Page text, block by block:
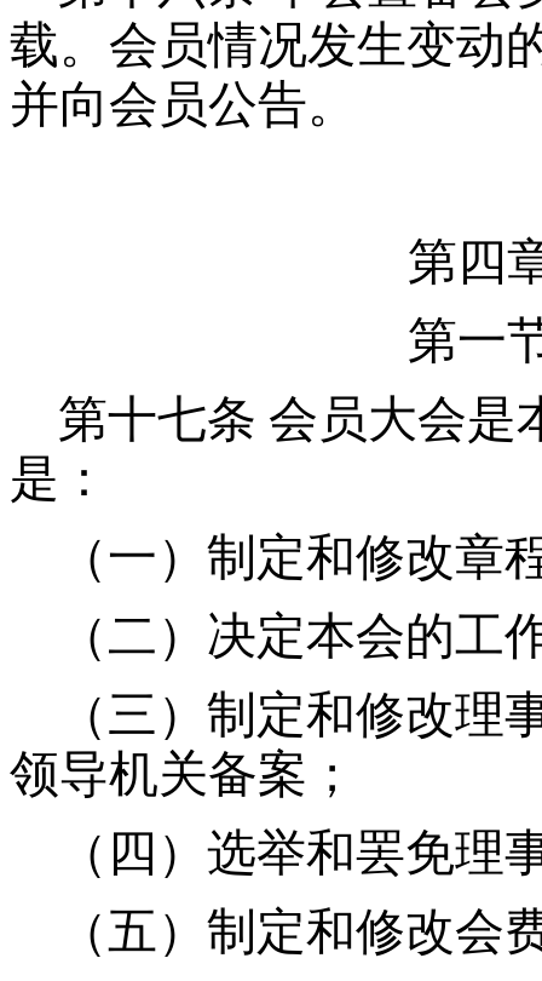
载。会员情况发生变动
并向会员公告。
第四
第一
第十七条 会员大会是
是：
（一）制定和修改章
（二）决定本会的工
（三）制定和修改理
领导机关备案；
（四）选举和罢免理
（五）制定和修改会